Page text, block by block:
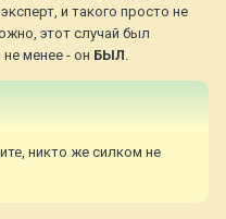
и такого просто не
этот случай был
менее - он БЫЛ.
никто же силком не